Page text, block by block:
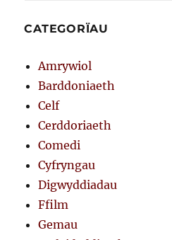
CATEGORÏAU
Amrywiol
Barddoniaeth
Celf
Cerddoriaeth
Comedi
Cyfryngau
Digwyddiadau
Ffilm
Gemau